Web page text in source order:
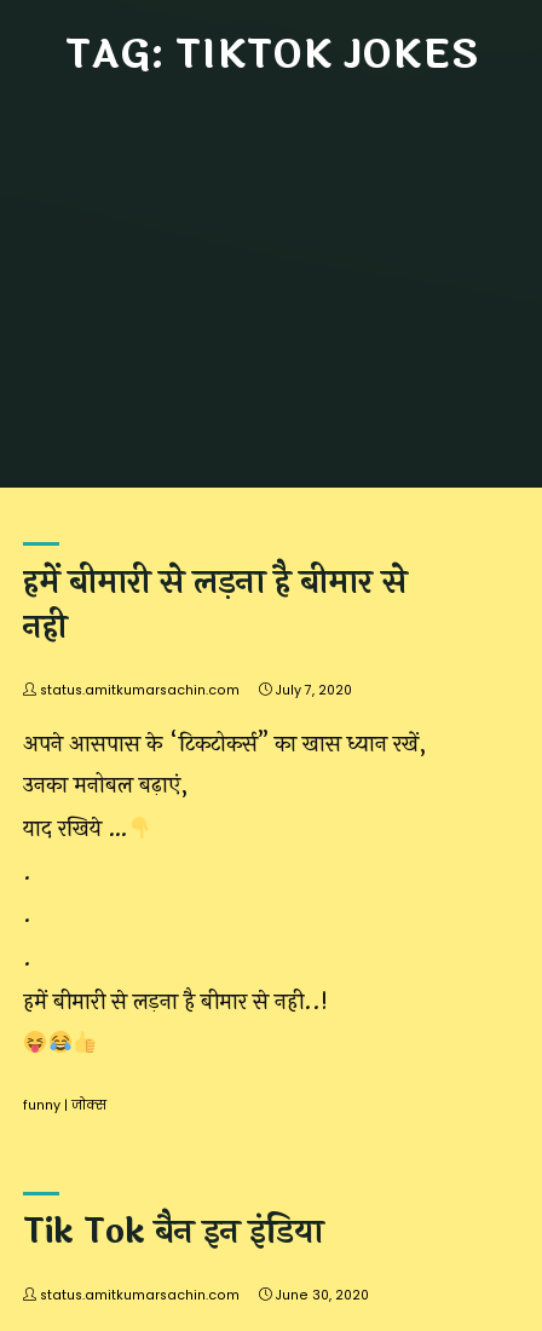
TAG: TIKTOK JOKES
हमें बीमारी से लड़ना है बीमार से
नही
status.amitkumarsachin.com July 7, 2020
अपने आसपास के “टिकटोकर्स” का खास ध्यान रखें,
उनका मनोबल बढ़ाएं,
याद रखिये …
.
.
.
हमें बीमारी से लड़ना है बीमार से नही..!
funny | जोक्स
Tik Tok बैन इन इंडिया
status.amitkumarsachin.com June 30, 2020